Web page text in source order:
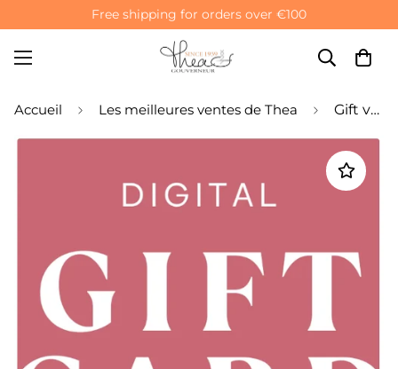
Free shipping for orders over €100
Accueil Les meilleures ventes de Thea Gift voucher from Thea Gouverneur and Dutch Stitch Brothers